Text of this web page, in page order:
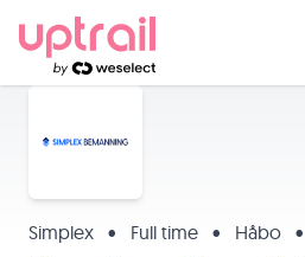
Simplex • Full time • Håbo •